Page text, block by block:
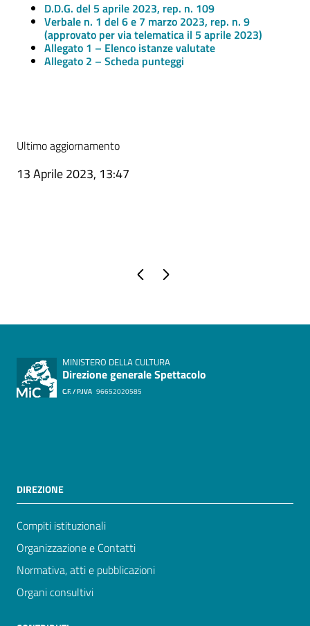
D.D.G. del 5 aprile 2023, rep. n. 109
Verbale n. 1 del 6 e 7 marzo 2023, rep. n. 9
(approvato per via telematica il 5 aprile 2023)
Allegato 1 – Elenco istanze valutate
Allegato 2 – Scheda punteggi
Ultimo aggiornamento
13 Aprile 2023, 13:47
Pagina precedente
MINISTERO DELLA CULTURA
Direzione generale Spettacolo
C.F. / P.IVA 96652020585
DIREZIONE
Compiti istituzionali
Organizzazione e Contatti
Normativa, atti e pubblicazioni
Organi consultivi